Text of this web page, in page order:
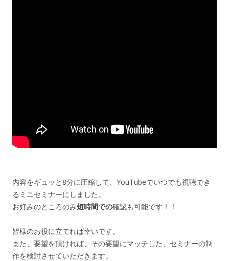
内容をギュッと8分に圧縮して、YouTubeでいつでも視聴でき
るミニセミナーにしました。
お好みのところのみ短時間での確認も可能です！！
皆様のお役に立てれば幸いです。
また、要望を頂ければ、その要望にマッチした、セミナーの制
作を検討させていただきます。